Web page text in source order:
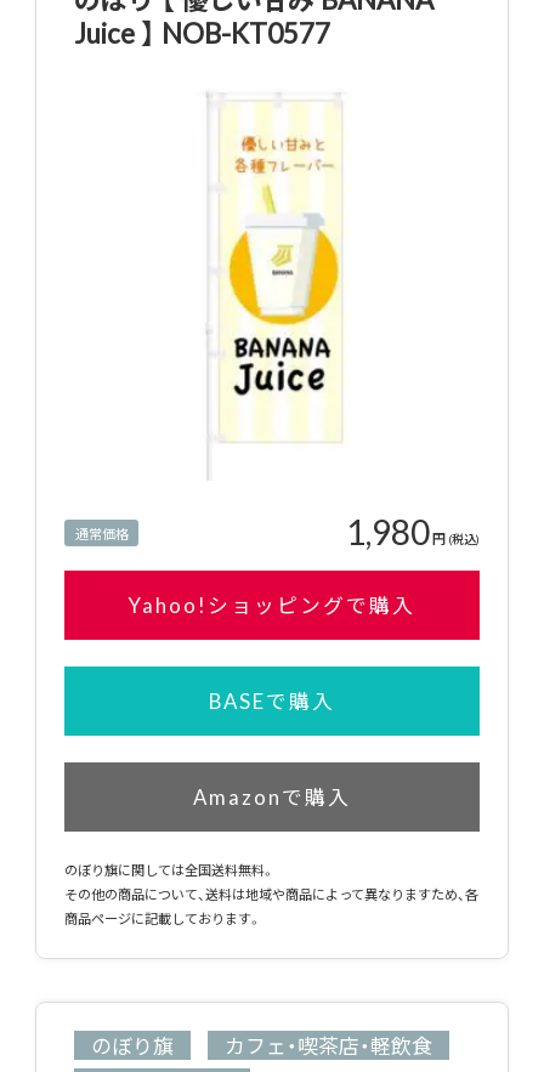
Juice 】 NOB-KT0577
通常価格 1,980円 (税込)
Yahoo!ショッピングで購入
BASEで購入
Amazonで購入
のぼり旗に関しては全国送料無料。
その他の商品について、送料は地域や商品によって異なりますため、各
商品ページに記載しております。
のぼり旗
カフェ・喫茶店・軽飲食